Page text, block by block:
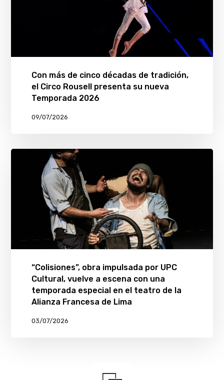
Con más de cinco décadas de tradición,
el Circo Rousell presenta su nueva
Temporada 2026
09/07/2026
“Colisiones”, obra impulsada por UPC
Cultural, vuelve a escena con una
temporada especial en el teatro de la
Alianza Francesa de Lima
03/07/2026